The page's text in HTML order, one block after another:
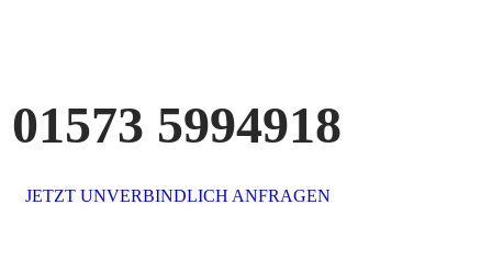
01573 5994918
JETZT UNVERBINDLICH ANFRAGEN